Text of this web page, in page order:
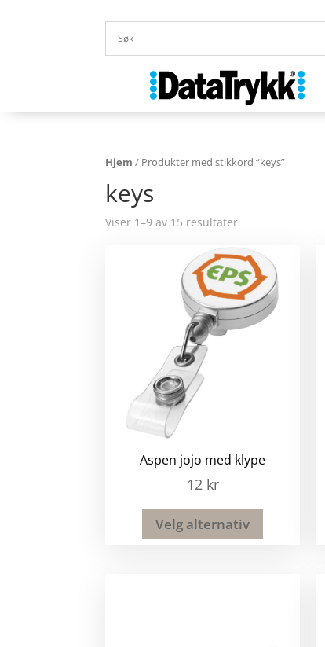
Hjem / Produkter med stikkord “keys”
keys
Viser 1–9 av 15 resultater
Aspen jojo med klype
12 kr
Velg alternativ